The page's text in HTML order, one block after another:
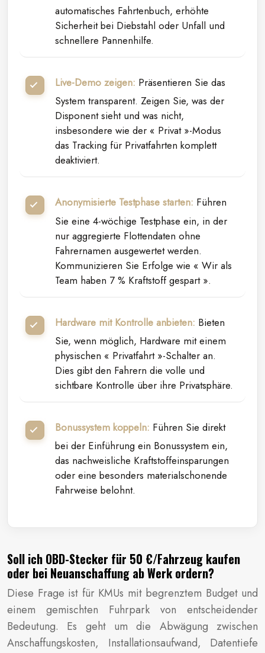
automatisches Fahrtenbuch, erhöhte
Sicherheit bei Diebstahl oder Unfall und
schnellere Pannenhilfe.
Live-Demo zeigen: Präsentieren Sie das
System transparent. Zeigen Sie, was der
Disponent sieht und was nicht,
insbesondere wie der « Privat »-Modus
das Tracking für Privatfahrten komplett
deaktiviert.
Anonymisierte Testphase starten: Führen
Sie eine 4-wöchige Testphase ein, in der
nur aggregierte Flottendaten ohne
Fahrernamen ausgewertet werden.
Kommunizieren Sie Erfolge wie « Wir als
Team haben 7 % Kraftstoff gespart ».
Hardware mit Kontrolle anbieten: Bieten
Sie, wenn möglich, Hardware mit einem
physischen « Privatfahrt »-Schalter an.
Dies gibt den Fahrern die volle und
sichtbare Kontrolle über ihre Privatsphäre.
Bonussystem koppeln: Führen Sie direkt
bei der Einführung ein Bonussystem ein,
das nachweisliche Kraftstoffeinsparungen
oder eine besonders materialschonende
Fahrweise belohnt.
Soll ich OBD-Stecker für 50 €/Fahrzeug kaufen
oder bei Neuanschaffung ab Werk ordern?
Diese Frage ist für KMUs mit begrenztem Budget und
einem gemischten Fuhrpark von entscheidender
Bedeutung. Es geht um die Abwägung zwischen
Anschaffungskosten, Installationsaufwand, Datentiefe